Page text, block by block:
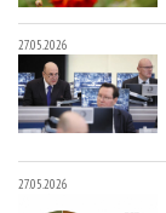
27.05.2026
27.05.2026